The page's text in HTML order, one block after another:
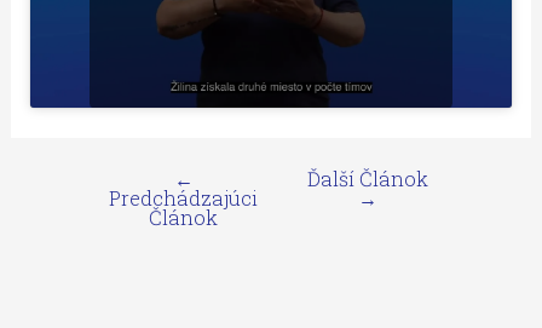
←
Predchádzajúci
Článok
Ďalší Článok
→